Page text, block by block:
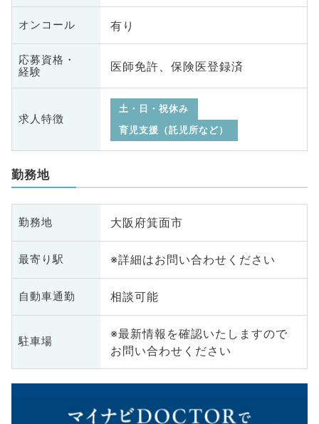
オンコール 有り
応募資格・
経験
医師免許、保険医登録済
求人特徴
土・日・祝休み
育児支援（託児所など）
勤務地
勤務地 大阪府箕面市
最寄り駅 ※詳細はお問い合わせください
自動車通勤 相談可能
駐車場
※最新情報を確認いたしますので
お問い合わせください